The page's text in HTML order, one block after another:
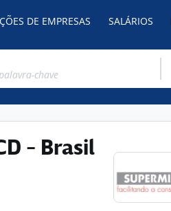
DE EMPRESAS SALÁRIOS
- Brasil